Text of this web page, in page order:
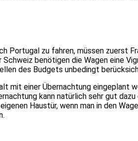
Portugal zu fahren, müssen
benötigen die Wagen eine
des Budgets unbedingt
mit einer Übernachtung eingeplant
kann natürlich sehr gut
Haustür, wenn man in den